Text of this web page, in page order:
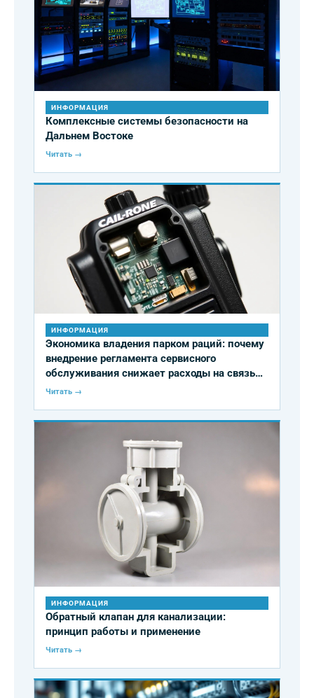
ИНФОРМАЦИЯ
Комплексные системы безопасности на
Дальнем Востоке
Читать →
ИНФОРМАЦИЯ
Экономика владения парком раций: почему
внедрение регламента сервисного
обслуживания снижает расходы на связь
на 30%
Читать →
ИНФОРМАЦИЯ
Обратный клапан для канализации:
принцип работы и применение
Читать →